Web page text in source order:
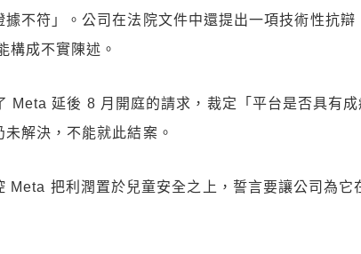
不符」。公司在法院文件中還提出一項技術性抗
構成不實陳述。
延後 8 月開庭的請求，裁定「平台是否具有
解決，不能就此結案。
把利潤置於兒童安全之上，誓言要讓公司為它